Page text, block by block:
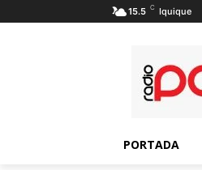
15.5 C Iquique
PORTADA